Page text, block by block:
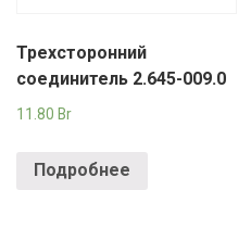
Трехсторонний
соединитель 2.645-009.0
11.80 Br
Подробнее